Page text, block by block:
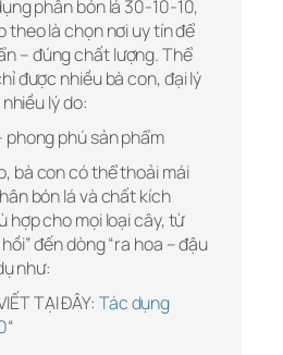
phân bón lá 30-10-10,
là chọn nơi uy tín để
– đúng chất lượng. Thể
được nhiều bà con, đại lý
lý do:
phong phú sản phẩm
bà con có thể thoải mái
bón lá và chất kích
hợp cho mọi loại cây, từ
đến dòng “ra hoa – đậu
như:
TẠI ĐÂY: Tác dụng
“